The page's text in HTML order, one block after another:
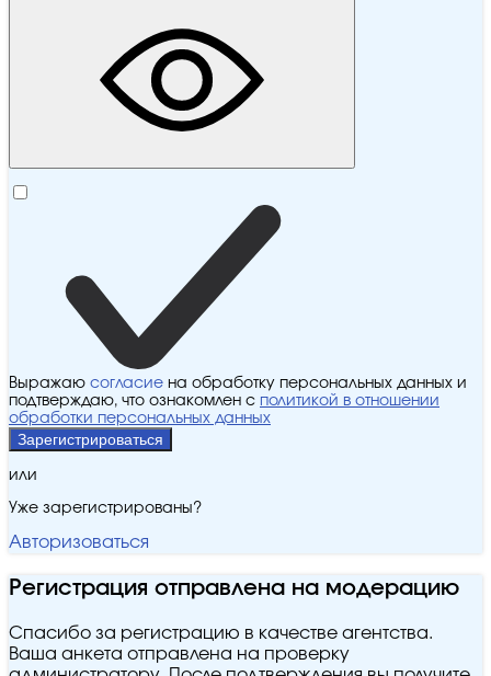
Выражаю согласие на обработку персональных данных и
подтверждаю, что ознакомлен с политикой в отношении
обработки персональных данных
Зарегистрироваться
или
Уже зарегистрированы?
Авторизоваться
Регистрация отправлена на модерацию
Спасибо за регистрацию в качестве агентства.
Ваша анкета отправлена на проверку